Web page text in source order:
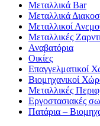
Μεταλλικά Bar
Μεταλλικά
Μεταλλικοί
Μεταλλικές
Αναβατόρια
Οικίες
Επαγγελματικοί
Βιομηχανικοί
Μεταλλικές
Εργοστασιακές
Πατάρια –